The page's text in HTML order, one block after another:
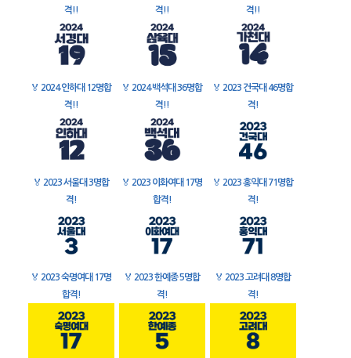
격!!
격!!
격!!
🏅 2024 인하대 12명합
격!!
🏅 2024 백석대 36명합
격!!
🏅 2023 건국대 46명합
격!
🏅 2023 서울대 3명합
격!
🏅 2023 이화여대 17명
합격!
🏅 2023 홍익대 71명합
격!
🏅 2023 숙명여대 17명
합격!
🏅 2023 한예종 5명합
격!
🏅 2023 고려대 8명합
격!